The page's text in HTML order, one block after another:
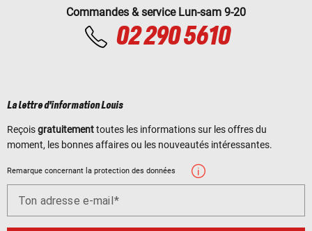
Commandes & service Lun-sam 9-20
02 290 5610
La lettre d'information Louis
Reçoisgratuitementtoutes les informations sur les offres du
moment, les bonnes affaires ou les nouveautés intéressantes.
Remarque concernant la protection des données
Ton adresse e-mail